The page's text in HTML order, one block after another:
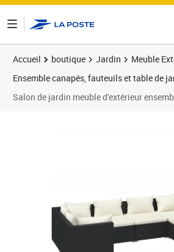
Accueil boutique Jardin
Meuble
Ensemble canapés, fauteuils et table de
Salon de jardin meuble d'extérieur